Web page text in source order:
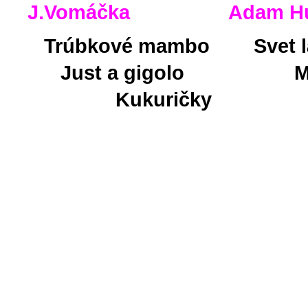
J.Vomáčka
Trúbkové mambo
Just a gigolo
Kukuričky